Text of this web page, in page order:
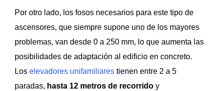
Por otro lado, los fosos necesarios para este tipo de
ascensores, que siempre supone uno de los mayores
problemas, van desde 0 a 250 mm, lo que aumenta las
posibilidades de adaptación al edificio en concreto.
Los elevadores unifamiliares tienen entre 2 a 5
paradas, hasta 12 metros de recorrido y